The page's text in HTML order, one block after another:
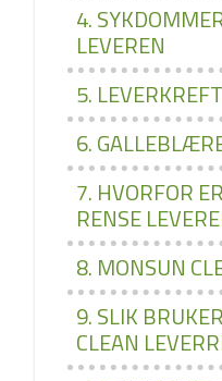
4.
LEVEREN
5. LEVERKREFT
6.
7. HVORFOR
RENSE
8. MONSUN
9. SLIK
CLEAN